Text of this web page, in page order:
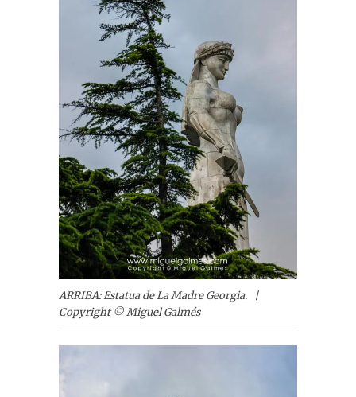
ARRIBA: Estatua de La Madre Georgia. |
Copyright © Miguel Galmés